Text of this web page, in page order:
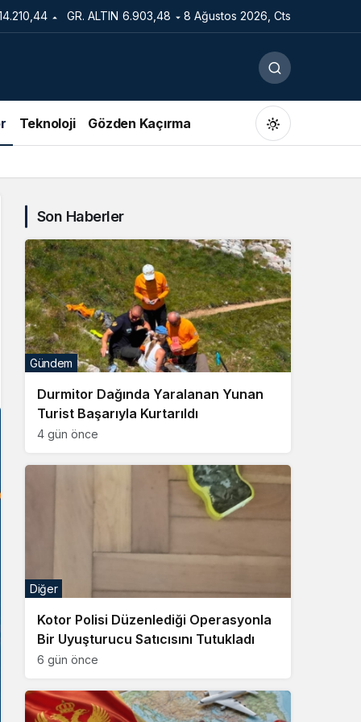
GR. ALTIN 6.903,48 8 Ağustos 2026, Cts
Teknoloji Gözden Kaçırma
Gündüz Modu
Gündüz modunu seçin.
Gece Modu
Gece modunu seçin.
Sistem modunu seçin.
Son Haberler
Durmitor Dağında Yaralanan Yunan
Turist Başarıyla Kurtarıldı
4 gün önce
Gündem
Kotor Polisi Düzenlediği Operasyonla
Bir Uyuşturucu Satıcısını Tutukladı
6 gün önce
Diğer